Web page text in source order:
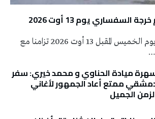
السفساري يوم 13 أوت 2026
تُنظم جمعية تراثنا يوم الخميس المقبل 13 أوت 2026 تزامنا مع
…
ميادة الحناوي و محمد خيري: سفر
ممتع أعاد الجمهور لأغاني
الجميل